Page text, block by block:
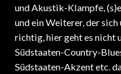
und Akustik-Klampfe,
und ein Weiterer, der
richtig, hier geht es nicht
Südstaaten-Country-
Südstaaten-Akzent etc.